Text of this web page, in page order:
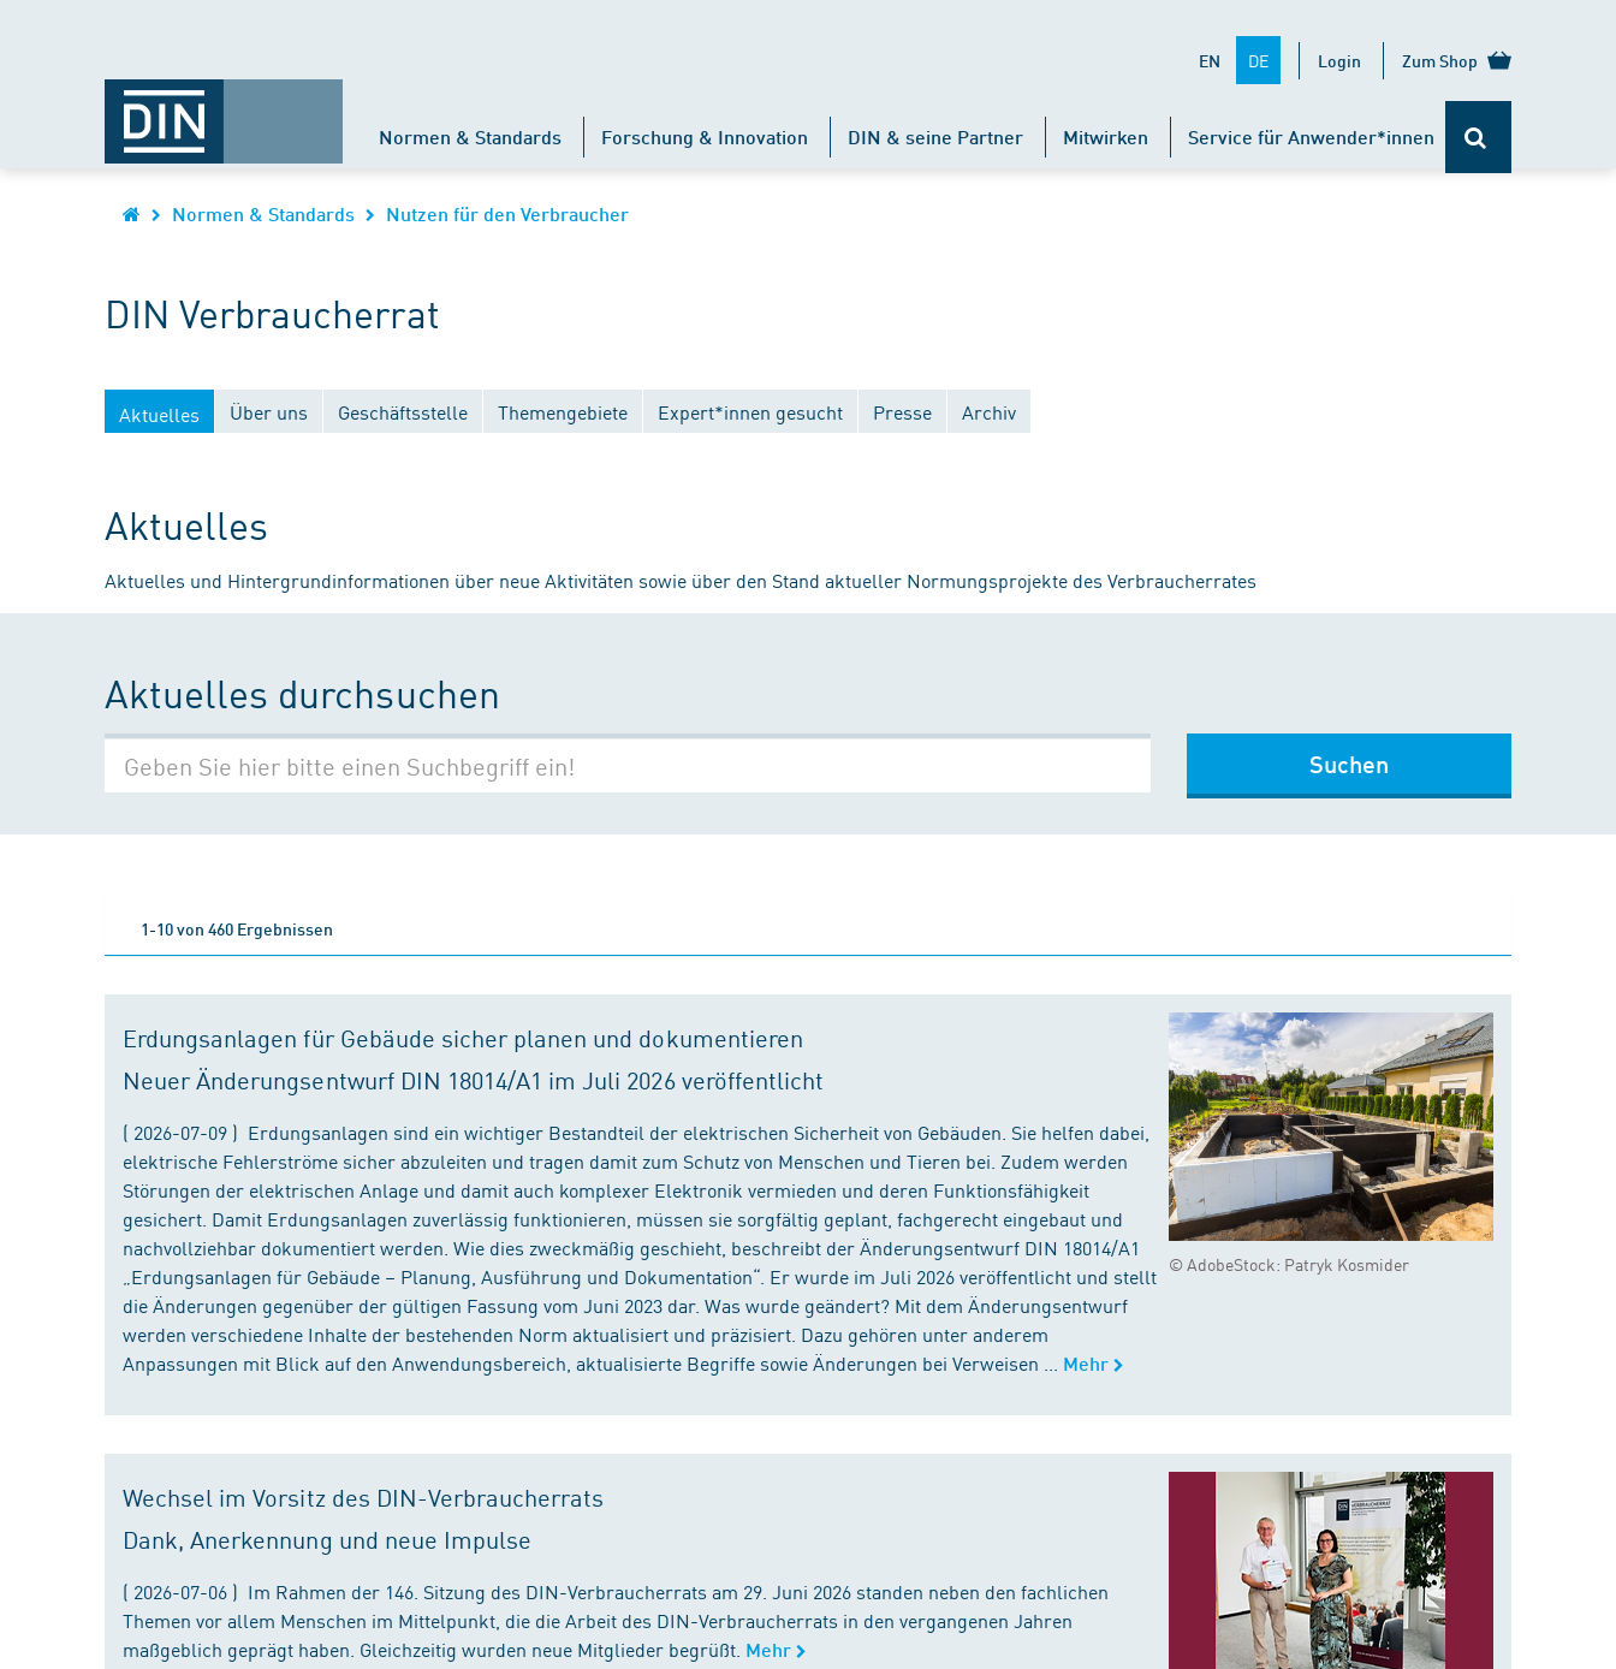
EN DE Login Zum Shop
Normen & Standards Forschung & Innovation DIN & seine Partner Mitwirken Service für Anwender*innen
Normen & Standards Nutzen für den Verbraucher
DIN Verbraucherrat
Aktuelles Über uns Geschäftsstelle Themengebiete Expert*innen gesucht Presse Archiv
Aktuelles
Aktuelles und Hintergrundinformationen über neue Aktivitäten sowie über den Stand aktueller Normungsprojekte des Verbraucherrates
Aktuelles durchsuchen
Suchen
1-10 von 460 Ergebnissen
© AdobeStock: Patryk Kosmider
Erdungsanlagen für Gebäude sicher planen und dokumentieren
Neuer Änderungsentwurf DIN 18014/A1 im Juli 2026 veröffentlicht
( 2026-07-09 ) Erdungsanlagen sind ein wichtiger Bestandteil der elektrischen Sicherheit von Gebäuden. Sie helfen dabei,
elektrische Fehlerströme sicher abzuleiten und tragen damit zum Schutz von Menschen und Tieren bei. Zudem werden
Störungen der elektrischen Anlage und damit auch komplexer Elektronik vermieden und deren Funktionsfähigkeit
gesichert. Damit Erdungsanlagen zuverlässig funktionieren, müssen sie sorgfältig geplant, fachgerecht eingebaut und
nachvollziehbar dokumentiert werden. Wie dies zweckmäßig geschieht, beschreibt der Änderungsentwurf DIN 18014/A1
„Erdungsanlagen für Gebäude – Planung, Ausführung und Dokumentation“. Er wurde im Juli 2026 veröffentlicht und stellt
die Änderungen gegenüber der gültigen Fassung vom Juni 2023 dar. Was wurde geändert? Mit dem Änderungsentwurf
werden verschiedene Inhalte der bestehenden Norm aktualisiert und präzisiert. Dazu gehören unter anderem
Anpassungen mit Blick auf den Anwendungsbereich, aktualisierte Begriffe sowie Änderungen bei Verweisen ...
Mehr
Wechsel im Vorsitz des DIN-Verbraucherrats
Dank, Anerkennung und neue Impulse
( 2026-07-06 ) Im Rahmen der 146. Sitzung des DIN-Verbraucherrats am 29. Juni 2026 standen neben den fachlichen
Themen vor allem Menschen im Mittelpunkt, die die Arbeit des DIN-Verbraucherrats in den vergangenen Jahren
maßgeblich geprägt haben. Gleichzeitig wurden neue Mitglieder begrüßt. Mehr